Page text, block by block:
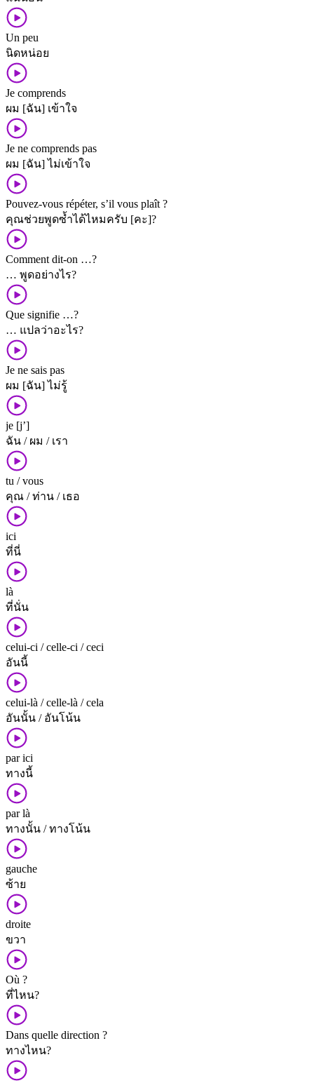
Un peu
นิดหน่อย
Je comprends
ผม [ฉัน] เข้าใจ
Je ne comprends pas
ผม [ฉัน] ไม่​เข้าใจ
Pouvez-vous répéter, s’il vous plaît ?
คุณ​ช่วย​พูด​ซ้ำ​ได้​ไหม​ครับ [คะ]?
Comment dit-on …?
… พูด​อย่างไร?
Que signifie …?
… แปล​ว่า​อะไร?
Je ne sais pas
ผม [ฉัน] ไม่​รู้
je [j’]
ฉัน / ผม / เรา
tu / vous
คุณ / ท่าน / เธอ
ici
ที่นี่
là
ที่นั่น
celui-ci / celle-ci / ceci
อันนี้
celui-là / celle-là / cela
อันนั้น / อันโน้น
par ici
ทางนี้
par là
ทางนั้น / ทางโน้น
gauche
ซ้าย
droite
ขวา
Où ?
ที่ไหน?
Dans quelle direction ?
ทาง​ไหน?